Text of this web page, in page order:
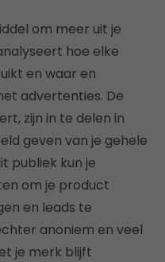
om meer uit je
hoe elke
en waar en
advertenties. De
zijn in te delen in
geven van je gehele
publiek kun je
om je product
en leads te
anoniem en veel
je merk blijft